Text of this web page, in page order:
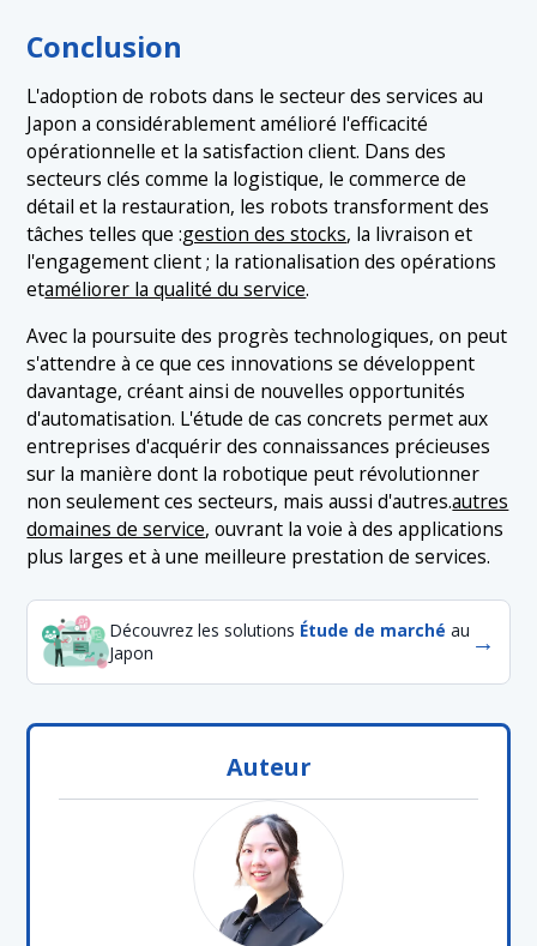
Conclusion
L'adoption de robots dans le secteur des services au
Japon a considérablement amélioré l'efficacité
opérationnelle et la satisfaction client. Dans des
secteurs clés comme la logistique, le commerce de
détail et la restauration, les robots transforment des
tâches telles que :gestion des stocks, la livraison et
l'engagement client ; la rationalisation des opérations
etaméliorer la qualité du service.
Avec la poursuite des progrès technologiques, on peut
s'attendre à ce que ces innovations se développent
davantage, créant ainsi de nouvelles opportunités
d'automatisation. L'étude de cas concrets permet aux
entreprises d'acquérir des connaissances précieuses
sur la manière dont la robotique peut révolutionner
non seulement ces secteurs, mais aussi d'autres.autres
domaines de service, ouvrant la voie à des applications
plus larges et à une meilleure prestation de services.
Découvrez les solutions Étude de marché au
Japon
→
Auteur